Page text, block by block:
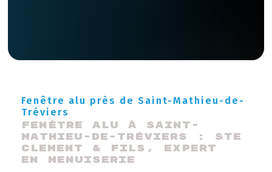
Fenêtre alu près de Saint-Mathieu-de-
Tréviers
Fenêtre alu à Saint-
Mathieu-de-Tréviers : STE
Clement & Fils, expert
en menuiserie